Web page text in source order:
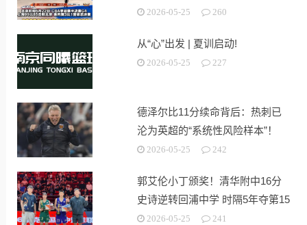
决赛
2026-05-25 260
从“心”出发 | 夏训启动!
2026-05-25 227
德泽尔比11分续命背后：热刺已
沦为英超的“系统性风险样本”！
2026-05-25 242
郭艾伦小丁颁奖！清华附中16分
史诗逆转回浦中学 时隔5年夺第15
冠2026-05-25 241